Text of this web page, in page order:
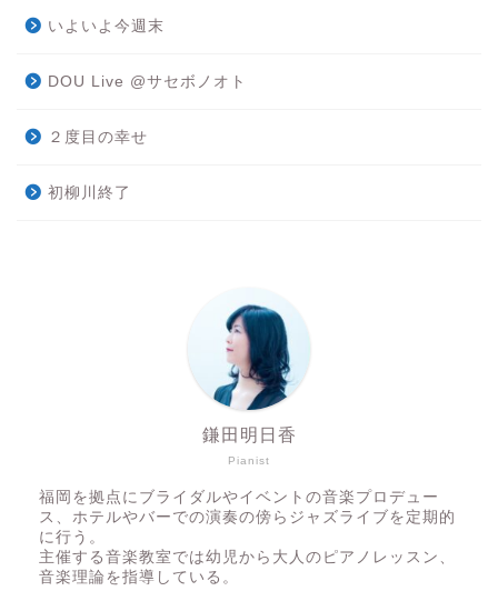
いよいよ今週末
DOU Live @サセボノオト
２度目の幸せ
初柳川終了
Pianist
鎌田明日香
福岡を拠点にブライダルやイベントの音楽プロデュー
ス、ホテルやバーでの演奏の傍らジャズライブを定期的
に行う。
主催する音楽教室では幼児から大人のピアノレッスン、
音楽理論を指導している。